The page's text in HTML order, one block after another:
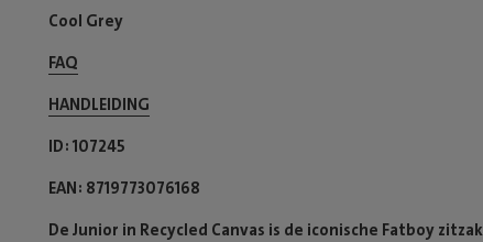
Cool Grey
FAQ
HANDLEIDING
ID 107245
EAN 8719773076168
De Junior in Recycled Canvas is de iconische Fatboy